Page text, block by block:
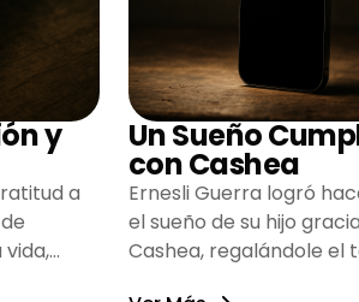
y
a
Un Sueño
con Cashea
Ernesli Guerra logró
el sueño de su hijo
Cashea, regalándole el